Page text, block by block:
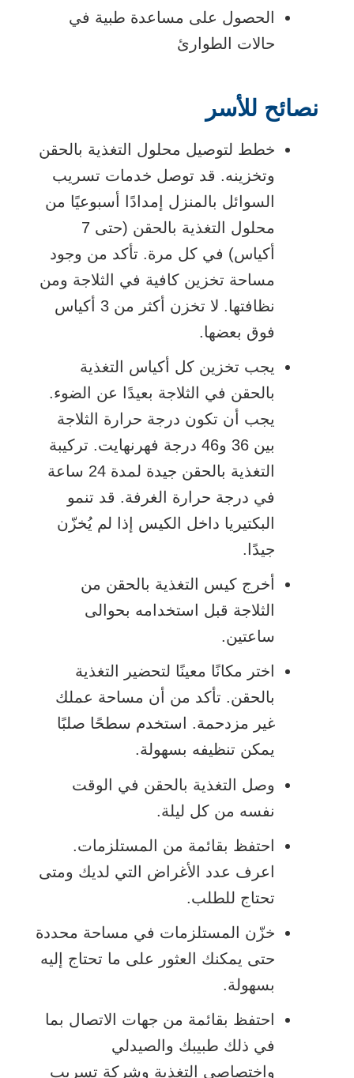
الحصول على مساعدة طبية في
حالات الطوارئ
نصائح للأسر
خطط لتوصيل محلول التغذية بالحقن
وتخزينه. قد توصل خدمات تسريب
السوائل بالمنزل إمدادًا أسبوعيًا من
محلول التغذية بالحقن (حتى 7
أكياس) في كل مرة. تأكد من وجود
مساحة تخزين كافية في الثلاجة ومن
نظافتها. لا تخزن أكثر من 3 أكياس
فوق بعضها.
يجب تخزين كل أكياس التغذية
بالحقن في الثلاجة بعيدًا عن الضوء.
يجب أن تكون درجة حرارة الثلاجة
بين 36 و46 درجة فهرنهايت. تركيبة
التغذية بالحقن جيدة لمدة 24 ساعة
في درجة حرارة الغرفة. قد تنمو
البكتيريا داخل الكيس إذا لم يُخزّن
جيدًا.
أخرج كيس التغذية بالحقن من
الثلاجة قبل استخدامه بحوالى
ساعتين.
اختر مكانًا معينًا لتحضير التغذية
بالحقن. تأكد من أن مساحة عملك
غير مزدحمة. استخدم سطحًا صلبًا
يمكن تنظيفه بسهولة.
وصل التغذية بالحقن في الوقت
نفسه من كل ليلة.
احتفظ بقائمة من المستلزمات.
اعرف عدد الأغراض التي لديك ومتى
تحتاج للطلب.
خزّن المستلزمات في مساحة محددة
حتى يمكنك العثور على ما تحتاج إليه
بسهولة.
احتفظ بقائمة من جهات الاتصال بما
في ذلك طبيبك والصيدلي
واختصاصي التغذية وشركة تسريب